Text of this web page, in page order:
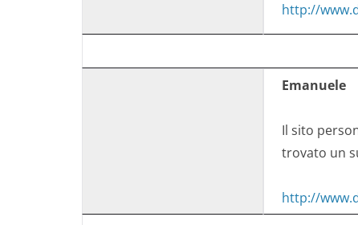
http://
Emanuele
Il sito
trovato un
http://